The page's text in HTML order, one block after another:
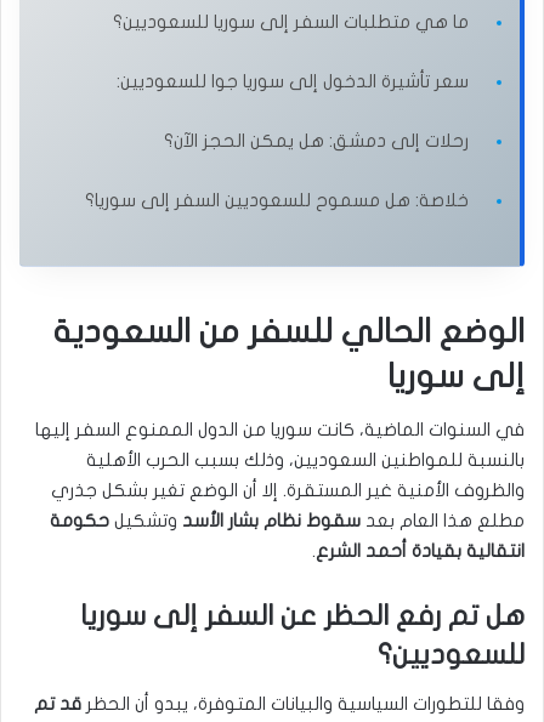
ما هي متطلبات السفر إلى سوريا للسعوديين؟
سعر تأشيرة الدخول إلى سوريا جوا للسعوديين:
رحلات إلى دمشق: هل يمكن الحجز الآن؟
خلاصة: هل مسموح للسعوديين السفر إلى سوريا؟
الوضع الحالي للسفر من السعودية
إلى سوريا
في السنوات الماضية، كانت سوريا من الدول الممنوع السفر إليها
بالنسبة للمواطنين السعوديين، وذلك بسبب الحرب الأهلية
والظروف الأمنية غير المستقرة. إلا أن الوضع تغير بشكل جذري
مطلع هذا العام بعد سقوط نظام بشار الأسد وتشكيل حكومة
انتقالية بقيادة أحمد الشرع.
هل تم رفع الحظر عن السفر إلى سوريا
للسعوديين؟
وفقا للتطورات السياسية والبيانات المتوفرة، يبدو أن الحظر قد تم